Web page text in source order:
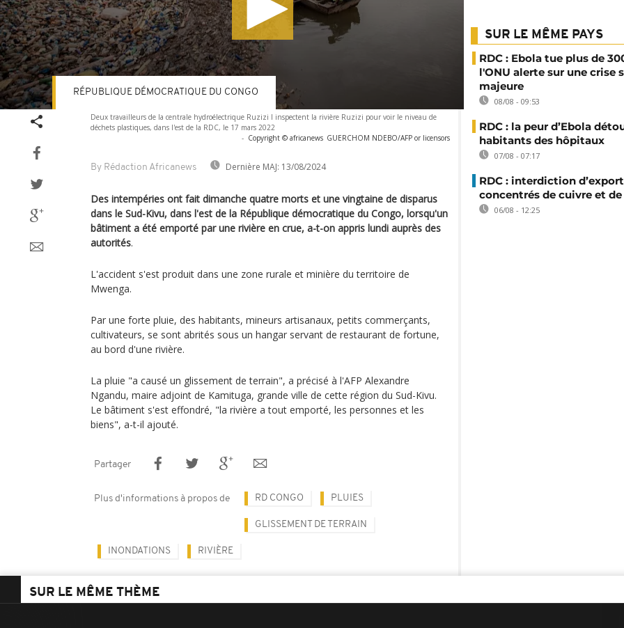
Deux travailleurs de la centrale hydroélectrique Ruzizi I inspectent la rivière Ruzizi pour voir le niveau de
déchets plastiques, dans l'est de la RDC, le 17 mars 2022
- Copyright © africanews GUERCHOM NDEBO/AFP or licensors
By Rédaction Africanews Dernière MAJ: 13/08/2024
RÉPUBLIQUE DÉMOCRATIQUE DU CONGO
Des intempéries ont fait dimanche quatre morts et une vingtaine de disparus
dans le Sud-Kivu, dans l'est de la République démocratique du Congo, lorsqu'un
bâtiment a été emporté par une rivière en crue, a-t-on appris lundi auprès des
autorités.
L'accident s'est produit dans une zone rurale et minière du territoire de
Mwenga.
Par une forte pluie, des habitants, mineurs artisanaux, petits commerçants,
cultivateurs, se sont abrités sous un hangar servant de restaurant de fortune,
au bord d'une rivière.
La pluie "a causé un glissement de terrain", a précisé à l'AFP Alexandre
Ngandu, maire adjoint de Kamituga, grande ville de cette région du Sud-Kivu.
Le bâtiment s'est effondré, "la rivière a tout emporté, les personnes et les
biens", a-t-il ajouté.
Partager
Plus d'informations à propos de RD CONGO PLUIES
GLISSEMENT DE TERRAIN
INONDATIONS RIVIÈRE
SUR LE MÊME PAYS
RDC : Ebola tue plus de
l'ONU alerte sur une crise
majeure
08/08 - 09:53
RDC : la peur d’Ebola
habitants des hôpitaux
07/08 - 07:17
RDC : interdiction
concentrés de cuivre et
06/08 - 12:25
SUR LE MÊME THÈME